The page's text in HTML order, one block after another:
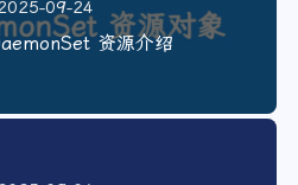
09-24
资源介绍